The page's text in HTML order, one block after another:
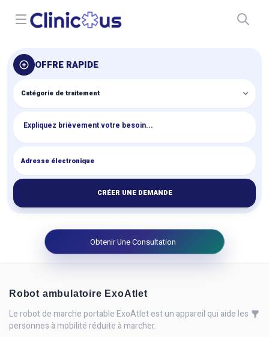
Open menu
OFFRE RAPIDE
CRÉER UNE DEMANDE
Obtenir Une Consultation
Robot ambulatoire ExoAtlet
Le robot de marche portable ExoAtlet est un appareil qui aide les
personnes à mobilité réduite à marcher.